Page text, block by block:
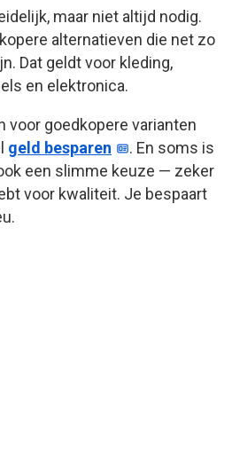
maar niet altijd nodig.
alternatieven die net zo
Dat geldt voor kleding,
en elektronica.
voor goedkopere varianten
geld besparen
. En soms is
een slimme keuze — zeker
voor kwaliteit. Je bespaart